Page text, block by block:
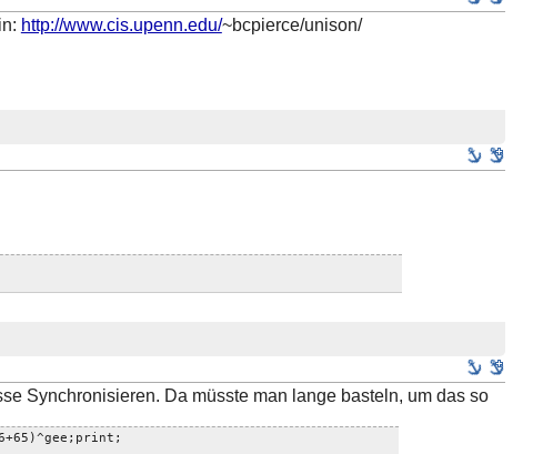
http://www.cis.upenn.edu/~bcpierce/unison/
Synchronisieren. Da müsste man lange basteln, um das so